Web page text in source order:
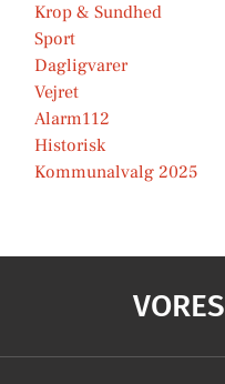
Krop & Sundhed
Sport
Dagligvarer
Vejret
Alarm112
Historisk
Kommunalvalg 2025
VORES